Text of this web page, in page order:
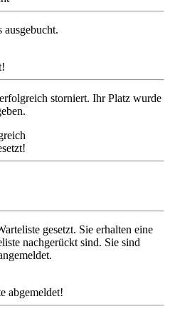
ausgebucht.
storniert. Ihr Platz wurde
gesetzt. Sie erhalten eine
nachgerückt sind. Sie sind
abgemeldet!